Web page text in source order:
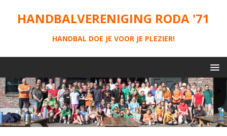
HANDBALVERENIGING RODA '71
HANDBAL DOE JE VOOR JE PLEZIER!